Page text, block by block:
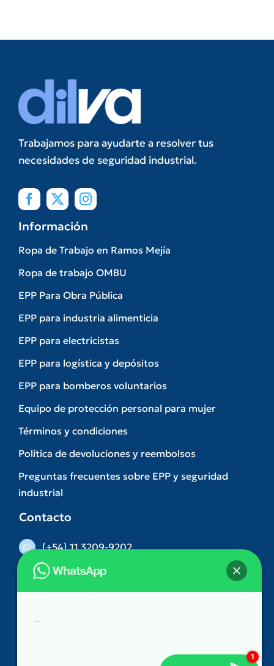
Trabajamos para ayudarte a resolver tus
necesidades de seguridad industrial.
Información
Ropa de Trabajo en Ramos Mejía
Ropa de trabajo OMBU
EPP Para Obra Pública
EPP para industria alimenticia
EPP para electricistas
EPP para logística y depósitos
EPP para bomberos voluntarios
Equipo de protección personal para mujer
Términos y condiciones
Política de devoluciones y reembolsos
Preguntas frecuentes sobre EPP y seguridad
industrial
Contacto
(+54) 11 3209-9202
(011) 5263-3074
comercial@dilva.com.ar
Lunes a Viernes de 9 a 17 hs.
Hola👋, bienvenido a
¿Podemos ayudarle?